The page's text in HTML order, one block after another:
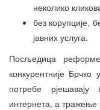
неколико
без корупције,
јавних услуга.
Посљедица
конкурентније Брчко
потребе
интернета, а тражење